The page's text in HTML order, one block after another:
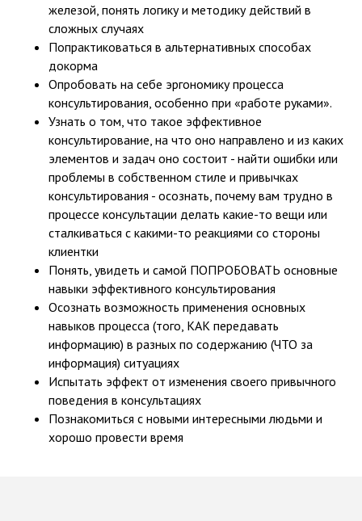
железой, понять логику и методику действий в
сложных случаях
Попрактиковаться в альтернативных способах
докорма
Опробовать на себе эргономику процесса
консультирования, особенно при «работе руками».
Узнать о том, что такое эффективное
консультирование, на что оно направлено и из каких
элементов и задач оно состоит - найти ошибки или
проблемы в собственном стиле и привычках
консультирования - осознать, почему вам трудно в
процессе консультации делать какие-то вещи или
сталкиваться с какими-то реакциями со стороны
клиентки
Понять, увидеть и самой ПОПРОБОВАТЬ основные
навыки эффективного консультирования
Осознать возможность применения основных
навыков процесса (того, КАК передавать
информацию) в разных по содержанию (ЧТО за
информация) ситуациях
Испытать эффект от изменения своего привычного
поведения в консультациях
Познакомиться с новыми интересными людьми и
хорошо провести время